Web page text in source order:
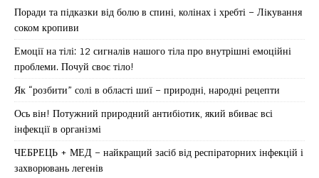
Поради та підказки від болю в спині, колінах і хребті – Лікування
соком кропиви
Емоції на тілі: 12 сигналів нашого тіла про внутрішні емоційні
проблеми. Почуй своє тіло!
Як “розбити” солі в області шиї – природні, народні рецепти
Ось він! Потужний природний антибіотик, який вбиває всі
інфекції в організмі
ЧЕБРЕЦЬ + МЕД – найкращий засіб від респіраторних інфекцій і
захворювань легенів